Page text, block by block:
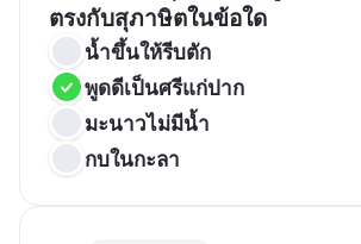
ตรงกับสุภาษิตในข้อใด
น้ำขึ้นให้รีบตัก
พูดดีเป็นศรีแก่ปาก
มะนาวไม่มีน้ำ
กบในกะลา